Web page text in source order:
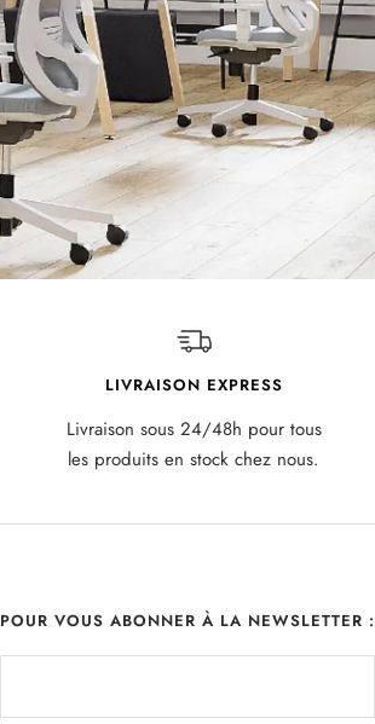
LIVRAISON EXPRESS
Livraison sous 24/48h pour tous
les produits en stock chez nous.
POUR VOUS ABONNER À LA NEWSLETTER :